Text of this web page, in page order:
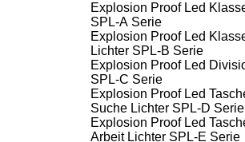
Explosion Proof Led
SPL-A Serie
Explosion Proof Led
Lichter SPL-B Serie
Explosion Proof Led
SPL-C Serie
Explosion Proof Led
Suche Lichter SPL-D Serie
Explosion Proof Led
Arbeit Lichter SPL-E Serie